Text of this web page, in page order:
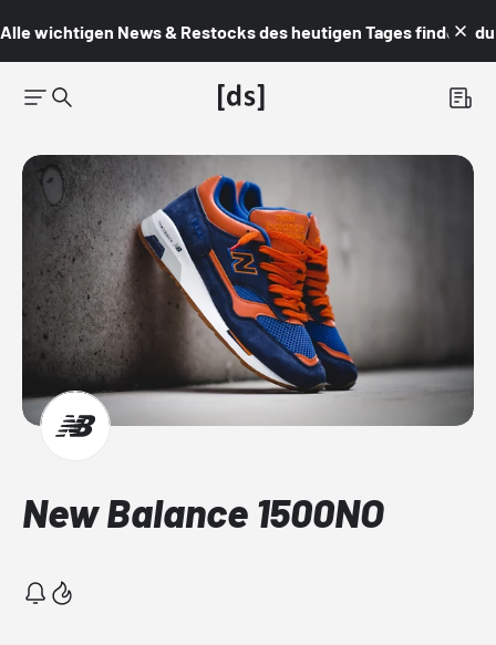
Alle wichtigen News & Restocks des heutigen Tages findest du
New Balance 1500NO